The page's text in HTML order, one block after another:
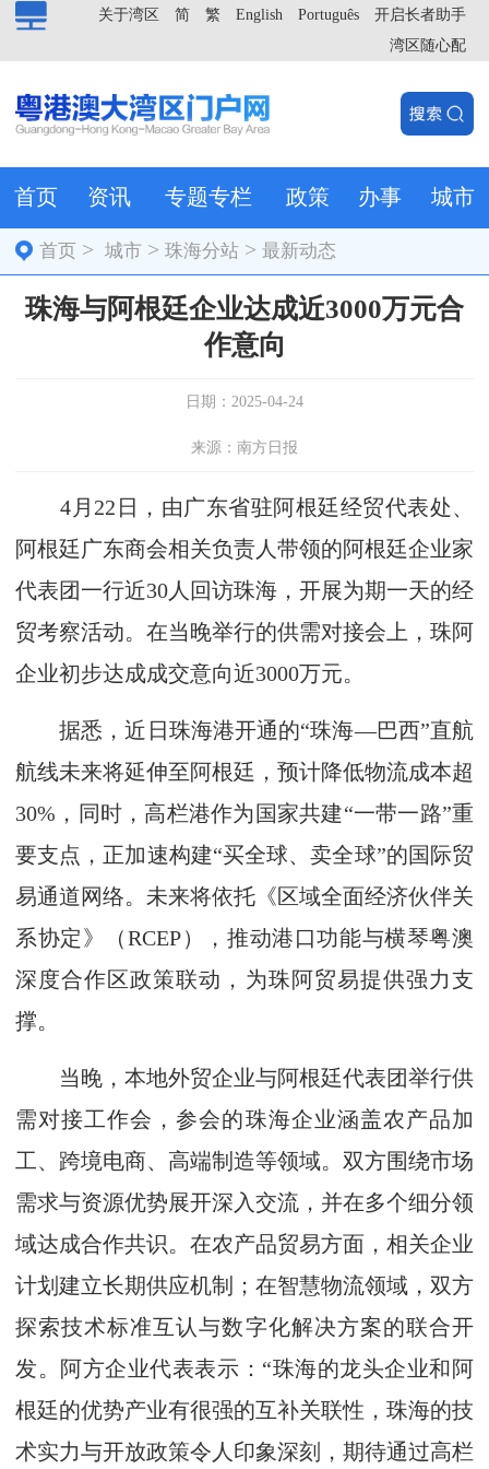
开启长者助手
Português
English
繁
简
关于湾区
湾区随心配
首页 资讯 专题专栏 政策 办事 城市
首页 >城市 >珠海分站 >最新动态
珠海与阿根廷企业达成近3000万元合
作意向
日期：2025-04-24
来源：南方日报
4月22日，由广东省驻阿根廷经贸代表处、
阿根廷广东商会相关负责人带领的阿根廷企业家
代表团一行近30人回访珠海，开展为期一天的经
贸考察活动。在当晚举行的供需对接会上，珠阿
企业初步达成成交意向近3000万元。
据悉，近日珠海港开通的“珠海—巴西”直航
航线未来将延伸至阿根廷，预计降低物流成本超
30%，同时，高栏港作为国家共建“一带一路”重
要支点，正加速构建“买全球、卖全球”的国际贸
易通道网络。未来将依托《区域全面经济伙伴关
系协定》（RCEP），推动港口功能与横琴粤澳
深度合作区政策联动，为珠阿贸易提供强力支
撑。
当晚，本地外贸企业与阿根廷代表团举行供
需对接工作会，参会的珠海企业涵盖农产品加
工、跨境电商、高端制造等领域。双方围绕市场
需求与资源优势展开深入交流，并在多个细分领
域达成合作共识。在农产品贸易方面，相关企业
计划建立长期供应机制；在智慧物流领域，双方
探索技术标准互认与数字化解决方案的联合开
发。阿方企业代表表示：“珠海的龙头企业和阿
根廷的优势产业有很强的互补关联性，珠海的技
术实力与开放政策令人印象深刻，期待通过高栏